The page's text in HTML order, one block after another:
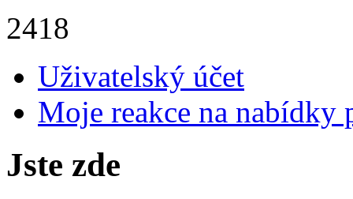
2418
Uživatelský účet
Moje reakce na nabídky
Jste zde